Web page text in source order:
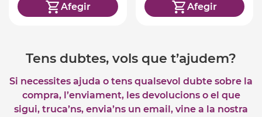
Afegir Afegir
Tens dubtes, vols que t’ajudem?
Si necessites ajuda o tens qualsevol dubte sobre la
compra, l’enviament, les devolucions o el que
sigui, truca’ns, envia’ns un email, vine a la nostra